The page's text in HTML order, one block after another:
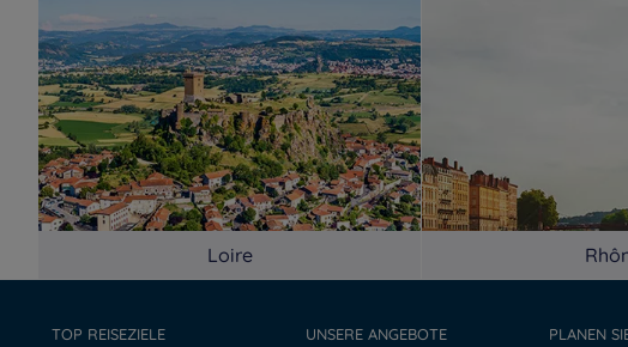
Loire
TOP REISEZIELE UNSERE ANGEBOTE PLANEN